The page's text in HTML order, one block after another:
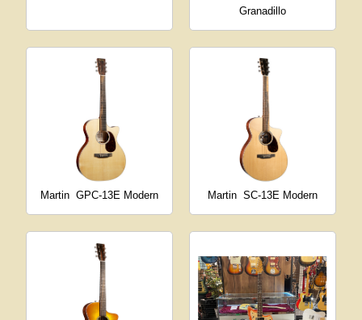
Granadillo
Martin GPC-13E Modern Martin SC-13E Modern